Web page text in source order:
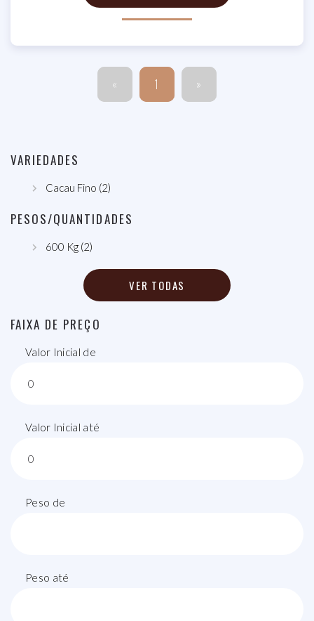
« 1 »
VARIEDADES
Cacau Fino (2)
PESOS/QUANTIDADES
600 Kg (2)
VER TODAS
FAIXA DE PREÇO
Valor Inicial de
Valor Inicial até
Peso de
Peso até